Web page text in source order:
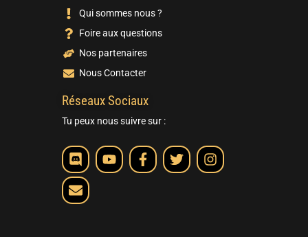
Qui sommes nous ?
Foire aux questions
Nos partenaires
Nous Contacter
Réseaux Sociaux
Tu peux nous suivre sur :